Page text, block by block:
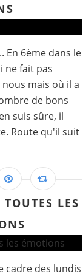
En 6ème dans le
ne fait pas
mais où il a
de bons
suis sûre, il
Route qu'il suit
LES
cadre des lundis